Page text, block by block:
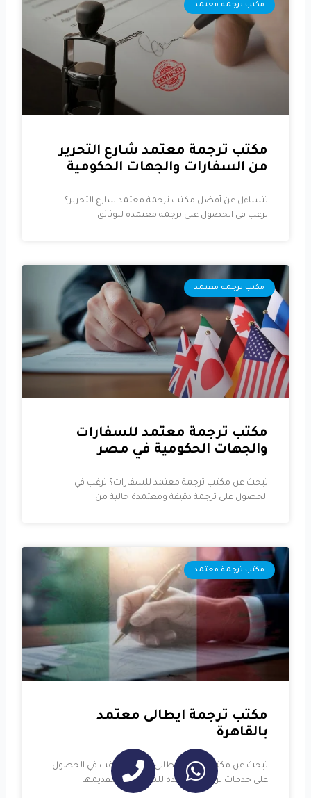
مكتب ترجمة معتمد
مكتب ترجمة معتمد شارع التحرير
من السفارات والجهات الحكومية
تتساءل عن أفضل مكتب ترجمة معتمد شارع التحرير؟
ترغب في الحصول على ترجمة معتمدة للوثائق
مكتب ترجمة معتمد
مكتب ترجمة معتمد للسفارات
والجهات الحكومية في مصر
تبحث عن مكتب ترجمة معتمد للسفارات؟ ترغب في
الحصول على ترجمة دقيقة ومعتمدة خالية من
مكتب ترجمة معتمد
مكتب ترجمة ايطالى معتمد
بالقاهرة
تبحث عن مكتب ترجمة ايطالى معتمد؟ ترغب في الحصول
على خدمات ترجمة معتمدة للمستندات لتقديمها